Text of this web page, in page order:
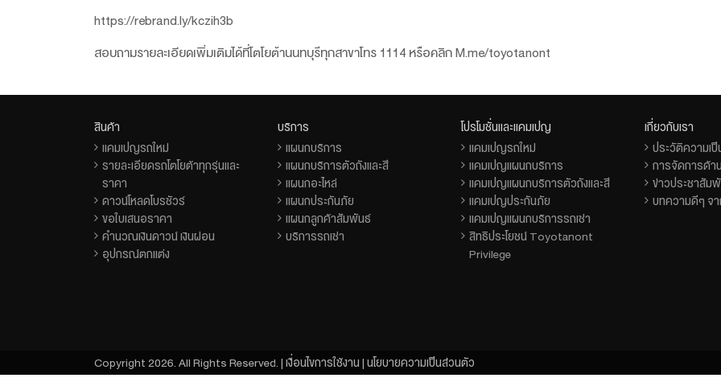
https://rebrand.ly/kczih3b
สอบถามรายละเอียดเพิ่มเติมได้ที่โตโยต้านนทบุรีทุกสาขาโทร 1114 หรือคลิก M.me/toyotanont
สินค้า
แคมเปญรถใหม่
รายละเอียดรถโตโยต้าทุกรุ่นและ
ราคา
ดาวน์โหลดโบรชัวร์
ขอใบเสนอราคา
คำนวณเงินดาวน์ เงินผ่อน
อุปกรณ์ตกแต่ง
บริการ
แผนกบริการ
แผนกบริการตัวถังและสี
แผนกอะไหล่
แผนกประกันภัย
แผนกลูกค้าสัมพันธ์
บริการรถเช่า
โปรโมชั่นและแคมเปญ
แคมเปญรถใหม่
แคมเปญแผนกบริการ
แคมเปญแผนกบริการตัวถังและสี
แคมเปญประกันภัย
แคมเปญแผนกบริการรถเช่า
สิทธิประโยชน์ Toyotanont
Privilege
เกี่ยวกับเรา
ประวัติความเ
การจัดการด้า
ข่าวประชาสัม
บทความดีๆ จา
Copyright 2026. All Rights Reserved. |เงื่อนไขการใช้งาน|นโยบายความเป็นส่วนตัว